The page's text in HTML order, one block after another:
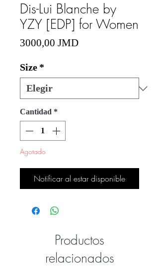
Dis-Lui Blanche by
YZY [EDP] for Women
3000,00 JMDPrecio
Size *
Cantidad *
Agotado
Notificar al estar disponible
Productos
relacionados